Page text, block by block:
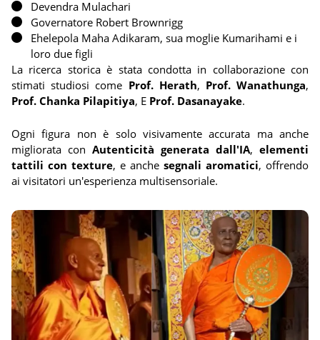
Devendra Mulachari
Governatore Robert Brownrigg
Ehelepola Maha Adikaram, sua moglie Kumarihami e i
loro due figli
La ricerca storica è stata condotta in collaborazione con
stimati studiosi come Prof. Herath, Prof. Wanathunga,
Prof. Chanka Pilapitiya, E Prof. Dasanayake.
Ogni figura non è solo visivamente accurata ma anche
migliorata con Autenticità generata dall'IA, elementi
tattili con texture, e anche segnali aromatici, offrendo
ai visitatori un'esperienza multisensoriale.